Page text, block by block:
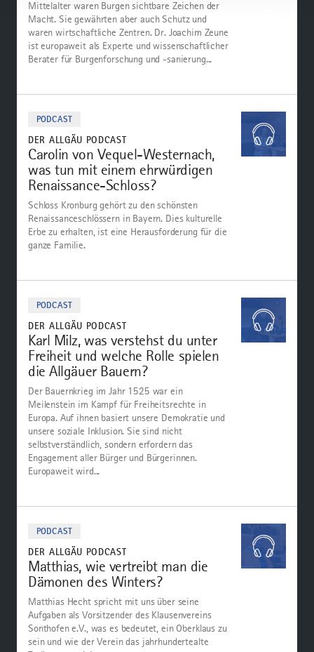
Mittelalter waren Burgen sichtbare Zeichen der
Macht. Sie gewährten aber auch Schutz und
waren wirtschaftliche Zentren. Dr. Joachim Zeune
ist europaweit als Experte und wissenschaftlicher
Berater für Burgenforschung und -sanierung...
PODCAST
DER ALLGÄU PODCAST
Carolin von Vequel-Westernach,
was tun mit einem ehrwürdigen
Renaissance-Schloss?
Schloss Kronburg gehört zu den schönsten
Renaissanceschlössern in Bayern. Dies kulturelle
Erbe zu erhalten, ist eine Herausforderung für die
ganze Familie.
PODCAST
DER ALLGÄU PODCAST
Karl Milz, was verstehst du unter
Freiheit und welche Rolle spielen
die Allgäuer Bauern?
Der Bauernkrieg im Jahr 1525 war ein
Meilenstein im Kampf für Freiheitsrechte in
Europa. Auf ihnen basiert unsere Demokratie und
unsere soziale Inklusion. Sie sind nicht
selbstverständlich, sondern erfordern das
Engagement aller Bürger und Bürgerinnen.
Europaweit wird...
PODCAST
DER ALLGÄU PODCAST
Matthias, wie vertreibt man die
Dämonen des Winters?
Matthias Hecht spricht mit uns über seine
Aufgaben als Vorsitzender des Klausenvereins
Sonthofen e.V., was es bedeutet, ein Oberklaus zu
sein und wie der Verein das jahrhundertealte